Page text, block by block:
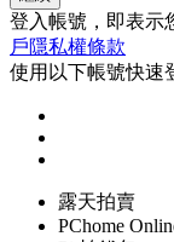
登入帳號，即表示
戶隱私權條款
使用以下帳號快速
露天拍賣
PChome